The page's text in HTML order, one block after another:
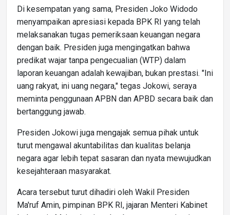
Di kesempatan yang sama, Presiden Joko Widodo
menyampaikan apresiasi kepada BPK RI yang telah
melaksanakan tugas pemeriksaan keuangan negara
dengan baik. Presiden juga mengingatkan bahwa
predikat wajar tanpa pengecualian (WTP) dalam
laporan keuangan adalah kewajiban, bukan prestasi. "Ini
uang rakyat, ini uang negara," tegas Jokowi, seraya
meminta penggunaan APBN dan APBD secara baik dan
bertanggung jawab.
Presiden Jokowi juga mengajak semua pihak untuk
turut mengawal akuntabilitas dan kualitas belanja
negara agar lebih tepat sasaran dan nyata mewujudkan
kesejahteraan masyarakat.
Acara tersebut turut dihadiri oleh Wakil Presiden
Ma'ruf Amin, pimpinan BPK RI, jajaran Menteri Kabinet